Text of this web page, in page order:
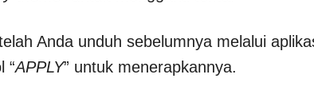
Anda unduh sebelumnya melalui
“APPLY” untuk menerapkannya.